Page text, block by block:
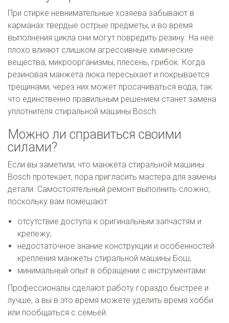
При стирке невнимательные хозяева забывают в
карманах твердые острые предметы, и во время
выполнения цикла они могут повредить резину. На нее
плохо влияют слишком агрессивные химические
вещества, микроорганизмы, плесень, грибок. Когда
резиновая манжета люка пересыхает и покрывается
трещинами, через них может просачиваться вода, так
что единственно правильным решением станет замена
уплотнителя стиральной машины Bosch.
Можно ли справиться своими
силами?
Если вы заметили, что манжета стиральной машины
Bosch протекает, пора пригласить мастера для замены
детали. Самостоятельный ремонт выполнить сложно,
поскольку вам помешают:
отсутствие доступа к оригинальным запчастям и
крепежу;
недостаточное знание конструкции и особенностей
крепления манжеты стиральной машины Бош;
минимальный опыт в обращении с инструментами.
Профессионалы сделают работу гораздо быстрее и
лучше, а вы в это время можете уделить время хобби
или пообщаться с семьей.